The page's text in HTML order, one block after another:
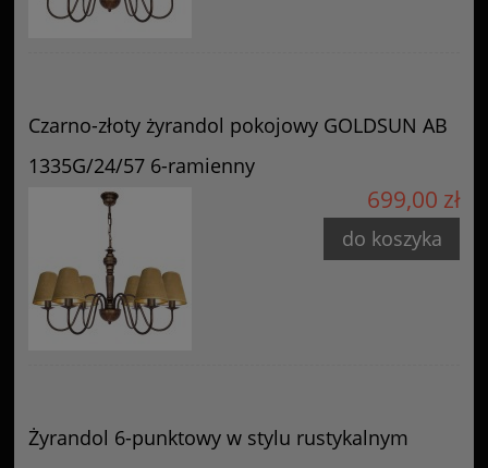
Czarno-złoty żyrandol pokojowy GOLDSUN AB
1335G/24/57 6-ramienny
699,00 zł
do koszyka
Żyrandol 6-punktowy w stylu rustykalnym